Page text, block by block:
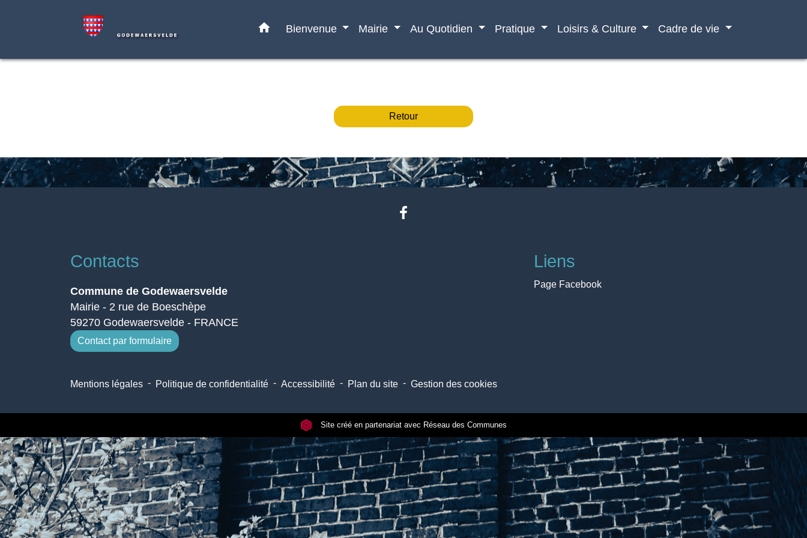
home Bienvenue Mairie Au Quotidien Pratique Loisirs & Culture Cadre de vie
Retour
Contacts
Commune de Godewaersvelde
Mairie - 2 rue de Boeschèpe
59270 Godewaersvelde - FRANCE
Contact par formulaire
Liens
Page Facebook
Mentions légales - Politique de confidentialité - Accessibilité - Plan du site - Gestion des cookies
Site créé en partenariat avec Réseau des Communes